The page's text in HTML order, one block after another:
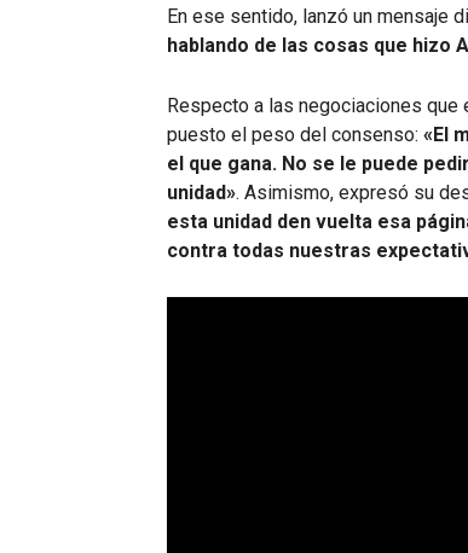
En ese sentido, lanzó un mensaje
hablando de las cosas que hizo
Respecto a las negociaciones
puesto el peso del consenso: «El
el que gana. No se le puede
unidad». Asimismo, expresó su
esta unidad den vuelta esa
contra todas nuestras